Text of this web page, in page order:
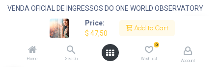
Price:
$ 47,50
Add to Cart
Home Search
0
Wishlist Account
VENDA OFICIAL DE INGRESSOS DO ONE WORLD OBSERVATORY
Sem impostos
Melhore Sua Experiência: